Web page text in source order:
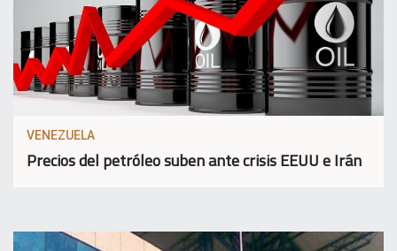
VENEZUELA
Precios del petróleo suben ante crisis EEUU e Irán